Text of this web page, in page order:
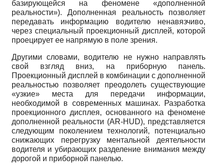
базирующейся на феномене «дополненной
реальности»). Дополненная реальность позволяет
передавать информацию водителю ненавязчиво,
через специальный проекционный дисплей, которой
проецирует ее напрямую в поле зрения.
Другими словами, водителю не нужно направлять
свой взгляд вниз, на приборную панель.
Проекционный дисплей в комбинации с дополненной
реальностью позволяет преодолеть существующие
«узкие» места для передачи информации,
необходимой в современных машинах. Разработка
проекционного дисплея, основанного на феномене
дополненной реальности (AR-HUD), представляется
следующим поколением технологий, потенциально
снижающих перегрузку ментальной деятельности
водителя и убирающих разделение внимания между
дорогой и приборной панелью.